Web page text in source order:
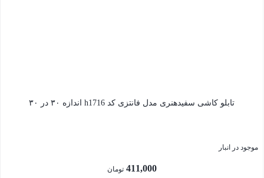
تابلو کاشی سفیدهنری مدل فانتزی کد h1716 اندازه ۳۰ در ۳۰
موجود در انبار
411,000 تومان